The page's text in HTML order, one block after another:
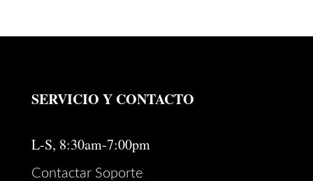
era:
es:
SERVICIO Y CONTACTO
L-S, 8:30am-7:00pm
Contactar Soporte